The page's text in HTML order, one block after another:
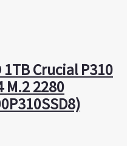
Crucial P310
M.2 2280